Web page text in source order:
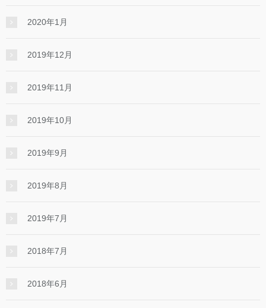
2020年1月
2019年12月
2019年11月
2019年10月
2019年9月
2019年8月
2019年7月
2018年7月
2018年6月